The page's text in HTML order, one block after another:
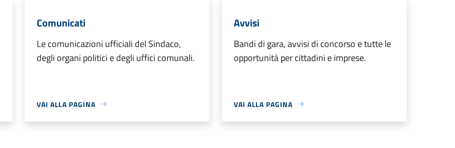
Comunicati
Le comunicazioni ufficiali del Sindaco,
degli organi politici e degli uffici comunali.
VAI ALLA PAGINA
Avvisi
Bandi di gara, avvisi di concorso e tutte le
opportunità per cittadini e imprese.
VAI ALLA PAGINA